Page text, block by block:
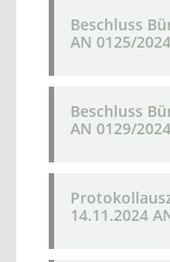
Beschluss
AN 0125/2024
Beschluss
AN 0129/2024
14.11.2024